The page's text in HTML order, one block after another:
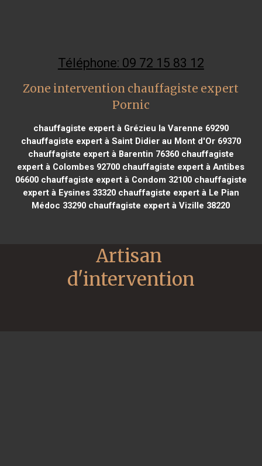
Téléphone: 09 72 15 83 12
Zone intervention chauffagiste expert
Pornic
chauffagiste expert à Grézieu la Varenne 69290
chauffagiste expert à Saint Didier au Mont d'Or 69370
chauffagiste expert à Barentin 76360chauffagiste
expert à Colombes 92700 chauffagiste expert à Antibes
06600chauffagiste expert à Condom 32100chauffagiste
expert à Eysines 33320chauffagiste expert à Le Pian
Médoc 33290 chauffagiste expert à Vizille 38220
Artisan
d'intervention